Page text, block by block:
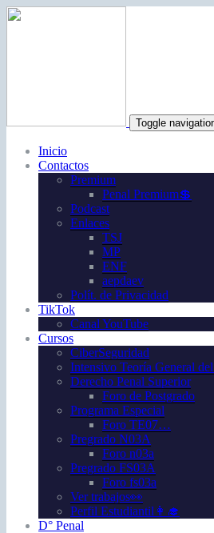
Toggle
Inicio
Contactos
Premium
Penal Premium💲
Podcast
Enlaces
TSJ
MP
ENF
aepdaev
Polít. de Privacidad
TikTok
Canal YouTube
Cursos
CiberSeguridad
Intensivo Teoría General
Derecho Penal Superior
Foro de Postgrado
Programa Especial
Foro TE07…
Pregrado N03A
Foro n03a
Pregrado FS03A
Foro fs03a
Ver trabajos👀
Perfil Estudiantil👩‍🎓
D° Penal